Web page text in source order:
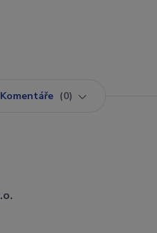
Komentáře 0